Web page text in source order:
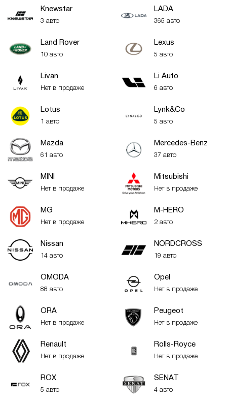
Knewstar
3 авто
LADA
365 авто
Land Rover
10 авто
Lexus
5 авто
Livan
Нет в продаже
Li Auto
6 авто
Lotus
1 авто
Lynk&Co
5 авто
Mazda
61 авто
Mercedes-Benz
37 авто
MINI
Нет в продаже
Mitsubishi
Нет в продаже
MG
Нет в продаже
M-HERO
2 авто
Nissan
14 авто
NORDCROSS
19 авто
OMODA
88 авто
Opel
Нет в продаже
ORA
Нет в продаже
Peugeot
Нет в продаже
Renault
Нет в продаже
Rolls-Royce
Нет в продаже
ROX
5 авто
SENAT
4 авто